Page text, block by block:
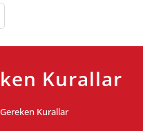
Kurallar
Kurallar